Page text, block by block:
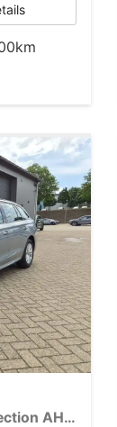
1.5 TSI 150PS m-HEV DSG Selection AHK Klimaautomatik ACC PDC v+h Rückf.Kamera Sitzheizung TWA Apple CarPlay Android Auto 16"LM